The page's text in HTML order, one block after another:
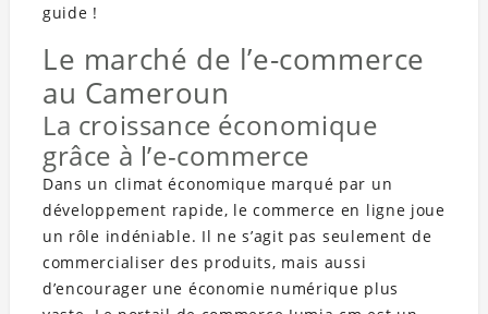
guide !
Le marché de l’e-commerce
au Cameroun
La croissance économique
grâce à l’e-commerce
Dans un climat économique marqué par un
développement rapide, le commerce en ligne joue
un rôle indéniable. Il ne s’agit pas seulement de
commercialiser des produits, mais aussi
d’encourager une économie numérique plus